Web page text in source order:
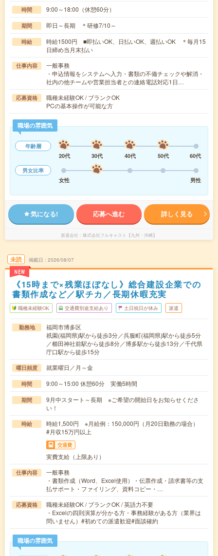
時間 9:00～18:00（休憩60分）
期間 即日～長期 ＊研修7/10～
時給
時給1500円 ■即払いOK、日払いOK、週払いOK ＊毎月15
日締め当月末払い
仕事内容
一般事務
・申込情報をシステムへ入力・書類の不備チェックや解消・
社内の他チームや営業担当者との連絡電話対応1日…
応募資格
職種未経験OK / ブランクOK
PCの基本操作が可能な方
職場の雰囲気
年齢層
20代
30代 40代 50代
60代
男女比率
女性
男性
気になる! 応募へ進む 詳しく見る
派遣会社 株式会社フルキャスト【九州・沖縄】
未読
NEW
掲載日 2026/08/07
《15時まで×残業ほぼなし》総合建設企業での
書類作成など／駅チカ／長期休暇充実
職種未経験OK 交通費別途支給あり 土日祝日が休み 派遣
勤務地
福岡市博多区
祇園(福岡県)駅から徒歩3分／呉服町(福岡県)駅から徒歩5分
／櫛田神社前駅から徒歩8分／博多駅から徒歩13分／千代県
庁口駅から徒歩15分
曜日頻度 就業曜日／月～金
時間 9:00～15:00 休憩60分 実働5時間
期間
9月中スタート～長期 ※ご希望の開始日をお知らせくださ
い！
時給
時給1,500円 ※月給例：150,000円（月20日勤務の場合）
#月収15万円以上
交通費
実費支給（上限あり）
仕事内容
一般事務
・書類作成（Word、Excel使用）・伝票作成・請求書等の支
払サポート・ファイリング、資料コピー・…
応募資格
職種未経験OK / ブランクOK / 英語力不要
・Excelの四則演算が分かる方・事務経験がある方（業界は
問いません）#初めての派遣歓迎#面談確約
職場の雰囲気